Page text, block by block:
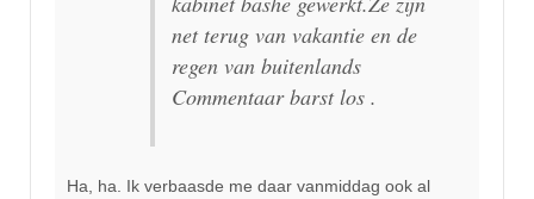
net terug van vakantie en de
regen van buitenlands
Commentaar barst los .
Ha, ha. Ik verbaasde me daar vanmiddag ook al